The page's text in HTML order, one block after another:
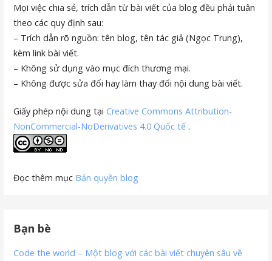
Mọi việc chia sẻ, trích dẫn từ bài viết của blog đều phải tuân
theo các quy định sau:
– Trích dẫn rõ nguồn: tên blog, tên tác giả (Ngọc Trung),
kèm link bài viết.
– Không sử dụng vào mục đích thương mại.
– Không được sửa đổi hay làm thay đổi nội dung bài viết.
Giấy phép nội dung tạiCreative Commons Attribution-
NonCommercial-NoDerivatives 4.0 Quốc tế .
Đọc thêm mục Bản quyền blog
Bạn bè
Code the world – Một blog với các bài viết chuyên sâu về